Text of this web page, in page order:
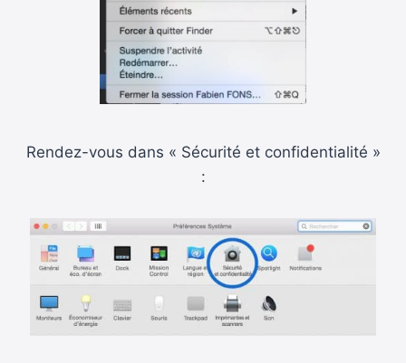
Rendez-vous dans « Sécurité et confidentialité »
: